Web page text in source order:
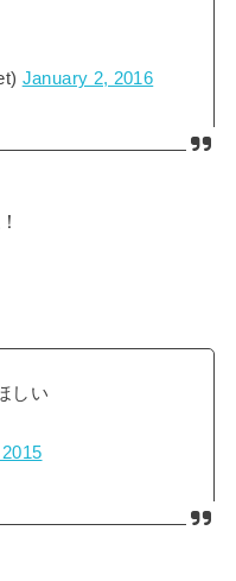
January 2, 2016
しい